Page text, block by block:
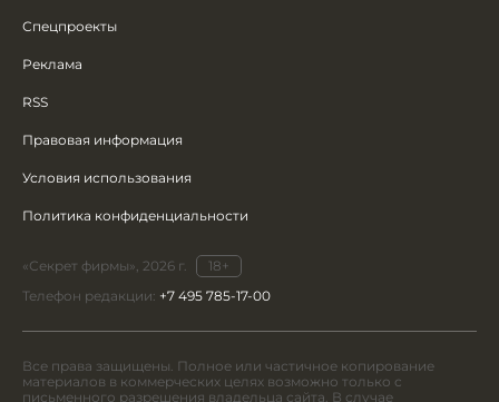
Спецпроекты
Реклама
RSS
Правовая информация
Условия использования
Политика конфиденциальности
«Секрет фирмы», 2026 г.
18+
Телефон редакции: +7 495 785-17-00
Все права защищены. Полное или частичное копирование
материалов в коммерческих целях возможно только с
письменного разрешения владельца сайта. В случае